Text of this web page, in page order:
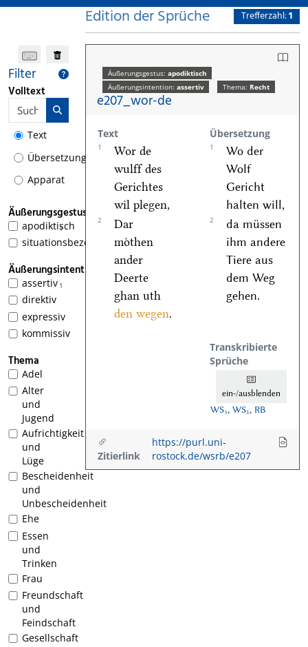
Filter
Volltext
Text
Übersetzung
Apparat
Äußerungsgestus
1
apodiktisch
situationsbezogen
Äußerungsintention
1
assertiv
direktiv
expressiv
kommissiv
Thema
Adel
Alter
und
Jugend
Aufrichtigkeit
und
Lüge
Bescheidenheit
und
Unbescheidenheit
Ehe
Essen
und
Trinken
Frau
Freundschaft
und
Feindschaft
Gesellschaft
Edition der Sprüche Trefferzahl:1
Äußerungsgestus: apodiktisch
Äußerungsintention: assertiv Thema: Recht
e207_wor-de
Text Übersetzung
1
Wor de
wulff des
Gerichtes
wil plegen,
1
Wo der
Wolf
Gericht
halten will,
2
Dar
moͤthen
ander
Deerte
ghan uth
den wegen.
2
da müssen
ihm andere
Tiere aus
dem Weg
gehen.
Transkribierte
Sprüche
ein-/ausblenden
WS₁, WS₅, RB
Zitierlink
https://purl.uni-
rostock.de/wsrb/e207